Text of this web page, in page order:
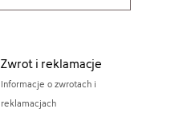
Zwrot i reklamacje
Informacje o zwrotach i
reklamacjach